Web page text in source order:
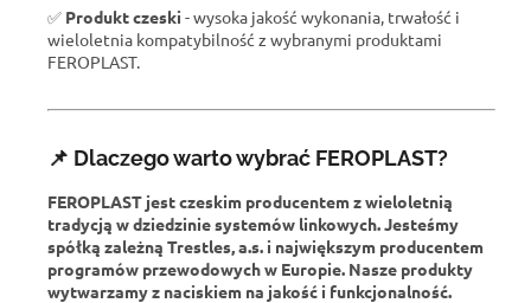
✅ Produkt czeski - wysoka jakość wykonania, trwałość i
wieloletnia kompatybilność z wybranymi produktami
FEROPLAST.
📌 Dlaczego warto wybrać FEROPLAST?
FEROPLAST jest czeskim producentemz wieloletnią
tradycją w dziedzinie systemów linkowych. Jesteśmy
spółką zależną Trestles, a.s. i największym producentem
programów przewodowych w Europie. Nasze produkty
wytwarzamy z naciskiem na jakość i funkcjonalność.